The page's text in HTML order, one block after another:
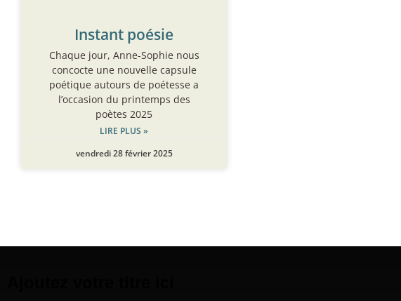
Instant poésie
Chaque jour, Anne-Sophie nous
concocte une nouvelle capsule
poétique autours de poétesse a
l’occasion du printemps des
poètes 2025
LIRE PLUS »
vendredi 28 février 2025